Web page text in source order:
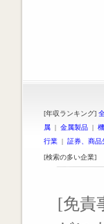
[年収ランキング]
属 | 金属製品 |
行業 | 証券、商品
[検索の多い企業]
[免責